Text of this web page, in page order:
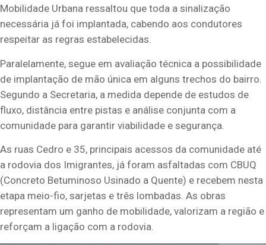
Mobilidade Urbana ressaltou que toda a sinalização
necessária já foi implantada, cabendo aos condutores
respeitar as regras estabelecidas.
Paralelamente, segue em avaliação técnica a possibilidade
de implantação de mão única em alguns trechos do bairro.
Segundo a Secretaria, a medida depende de estudos de
fluxo, distância entre pistas e análise conjunta com a
comunidade para garantir viabilidade e segurança.
As ruas Cedro e 35, principais acessos da comunidade até
a rodovia dos Imigrantes, já foram asfaltadas com CBUQ
(Concreto Betuminoso Usinado a Quente) e recebem nesta
etapa meio-fio, sarjetas e três lombadas. As obras
representam um ganho de mobilidade, valorizam a região e
reforçam a ligação com a rodovia.